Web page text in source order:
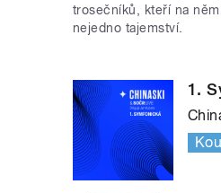
trosečníků, kteří na
nejedno tajemství.
1.